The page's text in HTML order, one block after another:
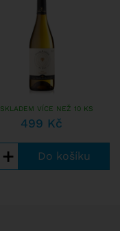
SKLADEM VÍCE NEŽ 10 KS
499 Kč
+